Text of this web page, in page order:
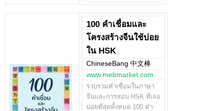
100 คำเชื่อมและ
โครงสร้างจีนใช้บ่อย
ใน HSK
ChineseBang 中文棒
www.mebmarket.com
รวบรวมคำเชื่อมในภาษา
จีนและการสอบ HSK ที่เจอ
บ่อยที่สุดทั้งหมด 100 คำ